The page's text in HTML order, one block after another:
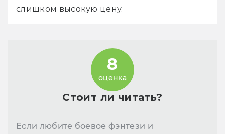
слишком высокую цену.
Стоит ли читать?
8
оценка
Если любите боевое фэнтези и